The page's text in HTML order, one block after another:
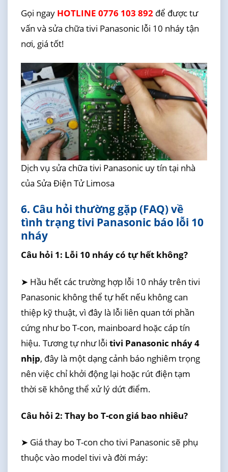
Gọi ngay HOTLINE 0776 103 892để được tư
vấn và sửa chữa tivi Panasonic lỗi 10 nháy tận
nơi, giá tốt!
Dịch vụ sửa chữa tivi Panasonic uy tín tại nhà
của Sửa Điện Tử Limosa
6. Câu hỏi thường gặp (FAQ) về
tình trạng tivi Panasonic báo lỗi 10
nháy
Câu hỏi 1: Lỗi 10 nháy có tự hết không?
➤ Hầu hết các trường hợp lỗi 10 nháy trên tivi
Panasonic không thể tự hết nếu không can
thiệp kỹ thuật, vì đây là lỗi liên quan tới phần
cứng như bo T-con, mainboard hoặc cáp tín
hiệu. Tương tự như lỗi tivi Panasonic nháy 4
nhịp, đây là một dạng cảnh báo nghiêm trọng
nên việc chỉ khởi động lại hoặc rút điện tạm
thời sẽ không thể xử lý dứt điểm.
Câu hỏi 2: Thay bo T-con giá bao nhiêu?
➤ Giá thay bo T-con cho tivi Panasonic sẽ phụ
thuộc vào model tivi và đời máy: